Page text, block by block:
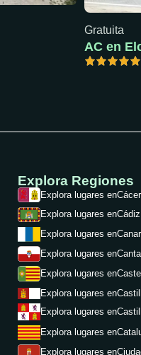
Gratuita
AC en
Explora Regiones
Explora lugares en
Explora lugares enCádiz
Explora lugares en
Explora lugares en
Explora lugares en
Explora lugares en
Explora lugares en
Explora lugares en
Explora lugares en